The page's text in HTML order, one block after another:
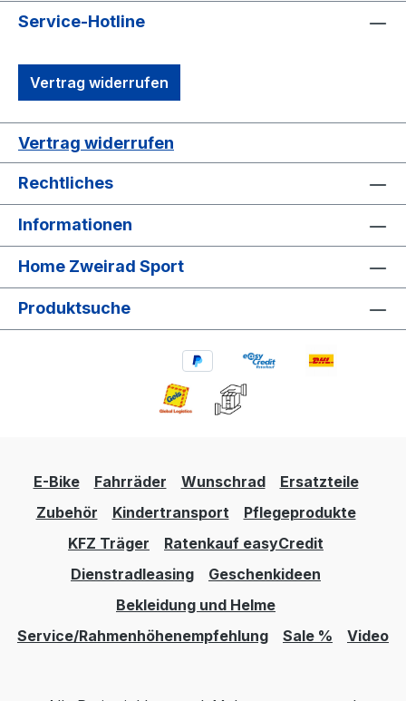
Service-Hotline
Vertrag widerrufen
Vertrag widerrufen
Rechtliches
Informationen
Home Zweirad Sport
Produktsuche
E-Bike Fahrräder Wunschrad
Ersatzteile
Zubehör
Kindertransport
Pflegeprodukte
KFZ Träger
Ratenkauf easyCredit
Dienstradleasing
Geschenkideen
Bekleidung und Helme
Service/Rahmenhöhenempfehlung
Sale % Video